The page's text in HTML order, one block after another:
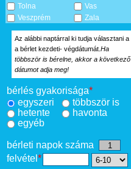
Tolna
Vas
Veszprém
Zala
Az alábbi naptárral ki tudja választani a
a bérlet kezdeti- végdátumát. Ha
többször is bérelne, akkor a következő
dátumot adja meg!
bérlés gyakorisága*
egyszeri
többször is
hetente
havonta
egyéb
bérleti napok száma
felvétel *